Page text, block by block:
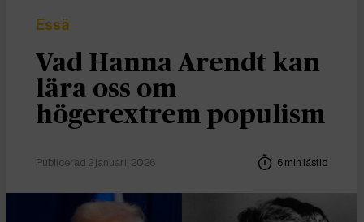
Essä
Vad Hanna Arendt kan
lära oss om
högerextrem populism
Publicerad 2 januari, 2026 6 min lästid